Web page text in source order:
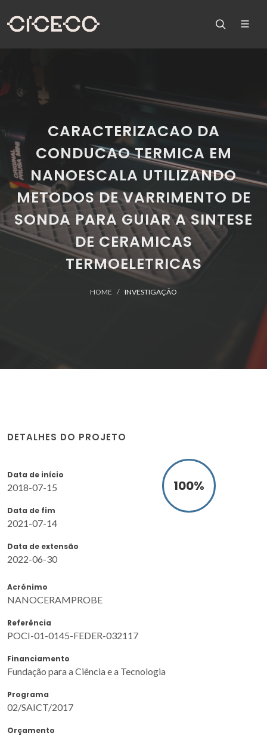
CARACTERIZACAO DA
CONDUCAO TERMICA EM
NANOESCALA UTILIZANDO
METODOS DE VARRIMENTO DE
SONDA PARA GUIAR A SINTESE
DE CERAMICAS
TERMOELETRICAS
HOME INVESTIGAÇÃO
DETALHES DO PROJETO
Data de início
2018-07-15
Data de fim
2021-07-14
Data de extensão
2022-06-30
100%
Acrónimo
NANOCERAMPROBE
Referência
POCI-01-0145-FEDER-032117
Financiamento
Fundação para a Ciência e a Tecnologia
Programa
02/SAICT/2017
Orçamento